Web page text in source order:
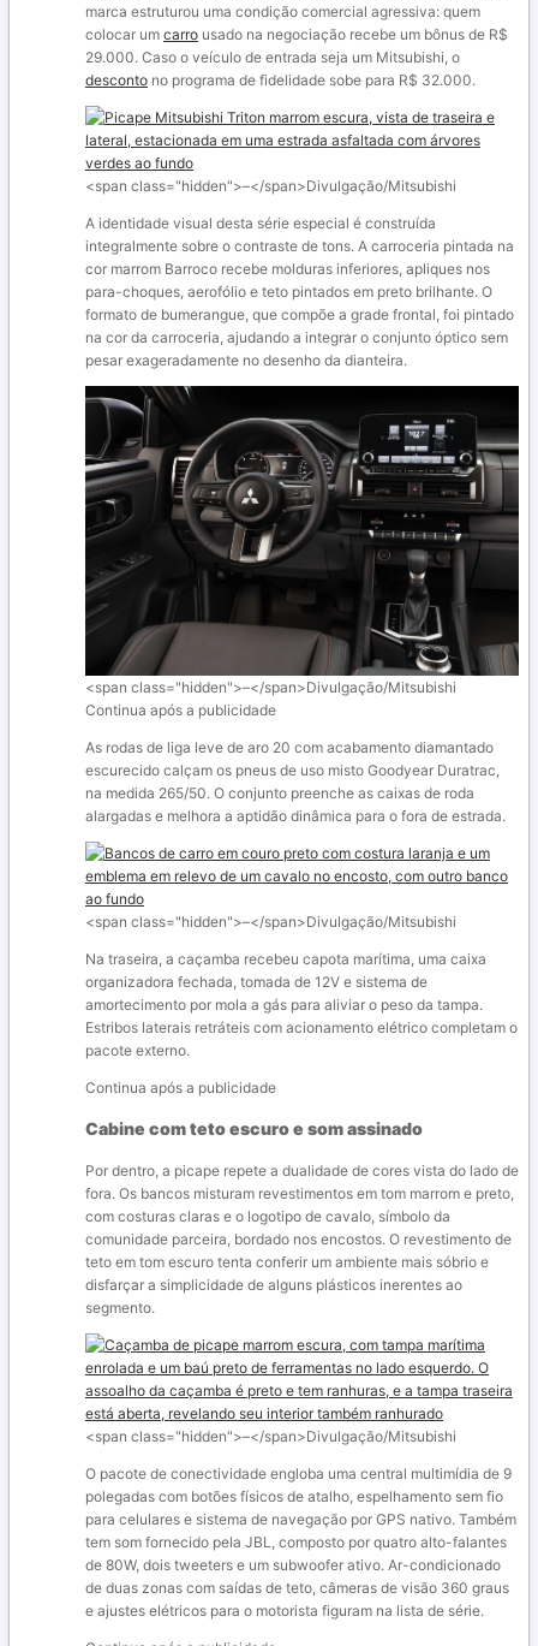
marca estruturou uma condição comercial agressiva: quem
colocar um carro usado na negociação recebe um bônus de R$
29.000. Caso o veículo de entrada seja um Mitsubishi, o
desconto no programa de fidelidade sobe para R$ 32.000.
<span class="hidden">–</span>Divulgação/Mitsubishi
A identidade visual desta série especial é construída
integralmente sobre o contraste de tons. A carroceria pintada na
cor marrom Barroco recebe molduras inferiores, apliques nos
para-choques, aerofólio e teto pintados em preto brilhante. O
formato de bumerangue, que compõe a grade frontal, foi pintado
na cor da carroceria, ajudando a integrar o conjunto óptico sem
pesar exageradamente no desenho da dianteira.
<span class="hidden">–</span>Divulgação/Mitsubishi
Continua após a publicidade
As rodas de liga leve de aro 20 com acabamento diamantado
escurecido calçam os pneus de uso misto Goodyear Duratrac,
na medida 265/50. O conjunto preenche as caixas de roda
alargadas e melhora a aptidão dinâmica para o fora de estrada.
<span class="hidden">–</span>Divulgação/Mitsubishi
Na traseira, a caçamba recebeu capota marítima, uma caixa
organizadora fechada, tomada de 12V e sistema de
amortecimento por mola a gás para aliviar o peso da tampa.
Estribos laterais retráteis com acionamento elétrico completam o
pacote externo.
Continua após a publicidade
Cabine com teto escuro e som assinado
Por dentro, a picape repete a dualidade de cores vista do lado de
fora. Os bancos misturam revestimentos em tom marrom e preto,
com costuras claras e o logotipo de cavalo, símbolo da
comunidade parceira, bordado nos encostos. O revestimento de
teto em tom escuro tenta conferir um ambiente mais sóbrio e
disfarçar a simplicidade de alguns plásticos inerentes ao
segmento.
<span class="hidden">–</span>Divulgação/Mitsubishi
O pacote de conectividade engloba uma central multimídia de 9
polegadas com botões físicos de atalho, espelhamento sem fio
para celulares e sistema de navegação por GPS nativo. Também
tem som fornecido pela JBL, composto por quatro alto-falantes
de 80W, dois tweeters e um subwoofer ativo. Ar-condicionado
de duas zonas com saídas de teto, câmeras de visão 360 graus
e ajustes elétricos para o motorista figuram na lista de série.